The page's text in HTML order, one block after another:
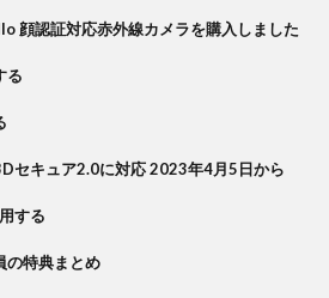
顔認証対応赤外線カメラを購入しました
る
セキュア2.0に対応 2023年4月5日から
する
の特典まとめ